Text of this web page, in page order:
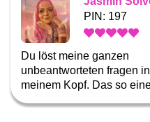
PIN: 197
Du löst meine ganzen
unbeantworteten fragen in
meinem Kopf. Das so
große …